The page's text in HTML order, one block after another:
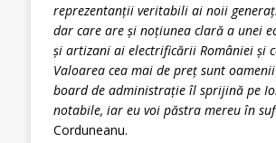
reprezentanții veritabili ai noii
dar care are și noțiunea clară a unei
și artizani ai electrificării României și
Valoarea cea mai de preț sunt
board de administrație îl sprijină pe
notabile, iar eu voi păstra mereu în
Corduneanu.